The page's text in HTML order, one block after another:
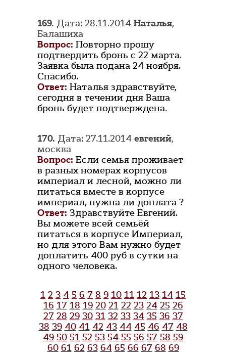
169. Дата: 28.11.2014 Наталья,
Балашиха
Вопрос: Повторно прошу
подтвердить бронь с 22 марта.
Заявка была подана 24 ноября.
Спасибо.
Ответ: Наталья здравствуйте,
сегодня в течении дня Ваша
бронь будет подтверждена.
170. Дата: 27.11.2014 евгений,
москва
Вопрос: Если семья проживает
в разных номерах корпусов
империал и лесной, можно ли
питаться вместе в корпусе
империал, нужна ли доплата ?
Ответ: Здравствуйте Евгений.
Вы можете всей семьёй
питаться в корпусе Империал,
но для этого Вам нужно будет
доплатить 400 руб в сутки на
одного человека.
1 2 3 4 5 6 7 8 9 10 11 12 13 14 15
16 17 18 19 20 21 22 23 24 25 26
27 28 29 30 31 32 33 34 35 36 37
38 39 40 41 42 43 44 45 46 47 48
49 50 51 52 53 54 55 56 57 58 59
60 61 62 63 64 65 66 67 68 69